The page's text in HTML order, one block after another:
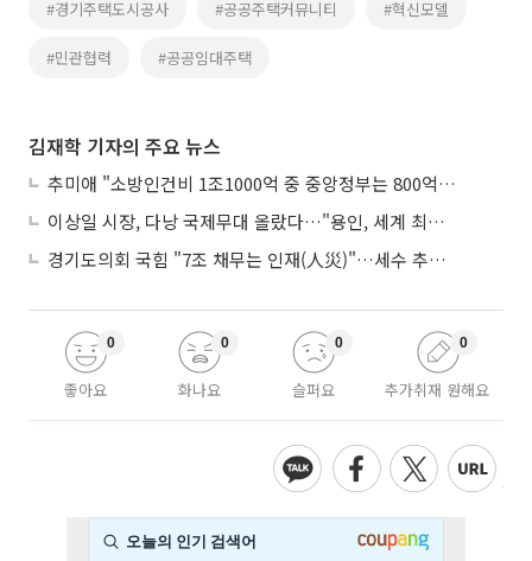
#경기주택도시공사 #공공주택커뮤니티 #혁신모델
#민관협력 #공공임대주택
김재학 기자의 주요 뉴스
추미애 "소방인건비 1조1000억 중 중앙정부는 800억뿐"
이상일 시장, 다낭 국제무대 올랐다…"용인, 세계 최대 반도체 도시 된다"
경기도의회 국힘 "7조 채무는 인재(人災)"…세수 추계 조작 의혹 제기
좋아요
0
화나요
0
슬퍼요
0
추가취재 원해요
0